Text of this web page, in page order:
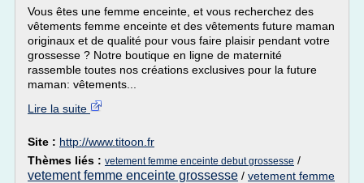
Vous êtes une femme enceinte, et vous recherchez des
vêtements femme enceinte et des vêtements future maman
originaux et de qualité pour vous faire plaisir pendant votre
grossesse ? Notre boutique en ligne de maternité
rassemble toutes nos créations exclusives pour la future
maman: vêtements...
Lire la suite
Site : http://www.titoon.fr
Thèmes liés : vetement femme enceinte debut grossesse /
vetement femme enceinte grossesse / vetement femme